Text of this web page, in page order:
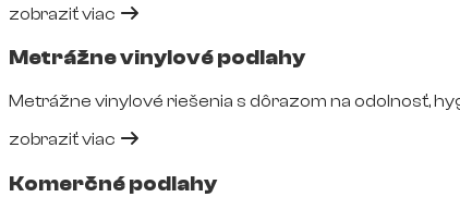
zobraziť viac
Metrážne vinylové podlahy
Metrážne vinylové riešenia s dôrazom na odolnosť,
zobraziť viac
Komerčné podlahy